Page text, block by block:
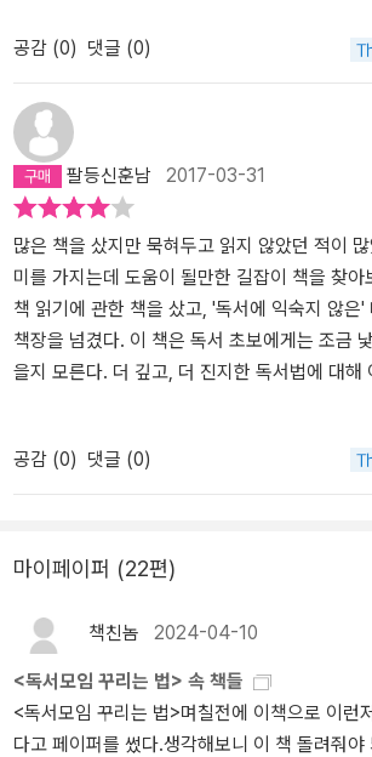
다. 책을 읽기 위해선 가장 먼저 책에 관심을
음에 해야 할 일은 바로 질문을 잡아야 한다고
을 붙들고 책을 읽을 때 가장 열심히 정직하게
수 있기 때문이다. 책은 모르는 것이 있으면 도
인데 질문이 있을 때 읽는 것이야말로 당연하고
는 것이다. 그리고 오독하지 않기 위해 선입견
전 판단하지 않는 것이 중요하다. 또 내가 오해했을지도 모른다는 가
능성을 항상 염두에 두어야 한다. 또 책의 양보
투루 넘기지 않고 문장의 의미는 물론 뉘앙스에
울이며 뜻을 새기는 자세가 필요하다. 이렇게 혼
에 대해서도 나오지만 저자가 독서모임 강사로
는 법에 대해서도 나온다. 함께 읽는 책읽기의
감을 했다. 이 책을 읽은 사람 중 아직 독서모임
에겐 꼭 독서모임에 나가보라고 권해주고 싶
히 읽고 있지만 나처럼 책 읽는 법에 고민이 있
는 것은 아니지만 그래도 충분한 고민을 하고
해 줄 수 있을 것이다. 좀 더 책을 잘 먹고 싶은
한다.
잘 읽게 되는 것은 물론입니다.(양질전화의 법
서를 한 후 주제, 단락 별 메모, 중요하고 좋았던
의 떠오른 생각 뿐 아니라 감명 깊게 읽은 구절
도 필요합니다.묵독과 낭독의 장단점이 있지만,
책을 읽어주는 것이 중요하고 이야기를 들려주
것이 중요합니다.물론 책만이 아니라 어릴 때는
보고 창의력과 상상력을 키우는 것이 중요합니다. “발이 뜨거운
릴 적엔 발로 세상을 읽고, 가슴이 뜨거운 젊은
읽고, 머리로 기운이 오르는 중년 이후엔 머리
리듬에 따른 공부법이다.” “문학은 인간의 조건에 대한 통찰력, 세계
를 다르게 보는 눈, 새로운 세상을 상상하는 힘을
릿느릿 문장과 행간을 더듬는 사이 독자는 잠든
예술이므로 언어에 관심을 기울여야 합니다. 문
등 낱낱의 표현과 서술 방식에 마음을 쓰면서 세
요합니다.”
공감 (0) 댓글 (0)
팔등신훈남 2017-03-31
많은 책을 샀지만 묵혀두고 읽지 않았던 적이
미를 가지는데 도움이 될만한 길잡이 책을 찾아
책 읽기에 관한 책을 샀고, '독서에 익숙지 않은'
책장을 넘겼다. 이 책은 독서 초보에게는 조금
을지 모른다. 더 깊고, 더 진지한 독서법에 대해
가 깊이 있게 이해하고 진지하게 비판하며 오롯
누릴 수 있는 지혜를 가지라고 귀띔한다. 독서에
배우게 되는 세상과 소통, 작가 자신의 경험과
하고 인간적이며, 인문학적 사유를 선사해주는
한이던 나는 이 책을 읽은 뒤 적으나마 용기를
들게 되었다.
공감 (0) 댓글 (0)
마이페이퍼 (22편)
책친놈 2024-04-10
<독서모임 꾸리는 법> 속 책들
<독서모임 꾸리는 법>며칠전에 이책으로 이런
다고 페이퍼를 썼다.생각해보니 이 책 돌려줘